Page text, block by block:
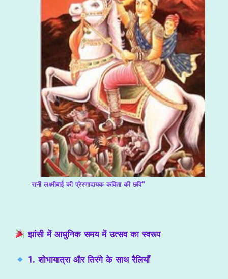
रानी लक्ष्मीबाई की प्रेरणादायक कविता की छवि”
झांसी में आधुनिक समय में उत्सव का स्वरूप
1. शोभायात्रा और तिरंगे के साथ रैलियाँ